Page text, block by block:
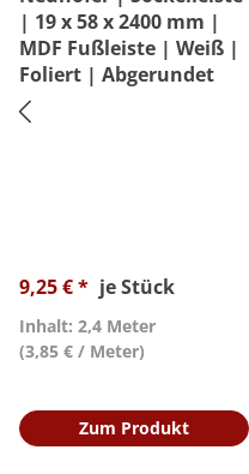
| 19 x 58 x 2400 mm |
MDF Fußleiste | Weiß |
Foliert | Abgerundet
9,25 € * je Stück
Inhalt: 2,4 Meter
(3,85 € / Meter)
Zum Produkt